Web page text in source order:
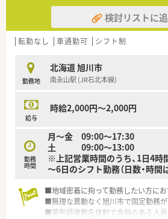
検討リストに
転勤なし 車通勤可 シフト制
勤務地
北海道 旭川市
南永山駅 (JR石北本線)
給与
時給2,000円～2,000円
勤務
時間
月～金 09:00～17:30
土 09:00～13:00
※上記営業時間のうち、1日4時
～6日のシフト勤務（日数・時間
■地域密着に拘って勤務したい方にお
■無理な異動なく旭川市で固定勤務が
■薬剤師複数名体制で余裕のある人員